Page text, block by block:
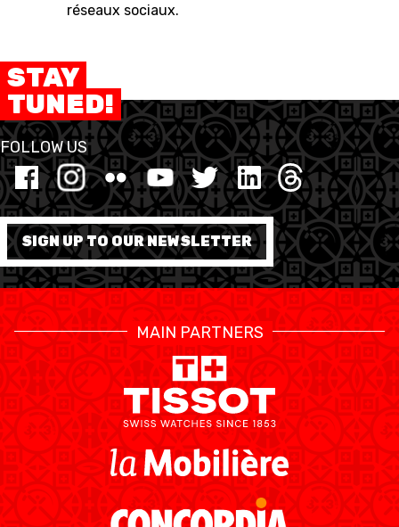
réseaux sociaux.
STAY
TUNED!
FOLLOW US
SIGN UP TO OUR NEWSLETTER
MAIN PARTNERS